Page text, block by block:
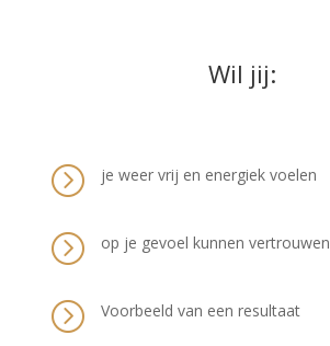
Wil jij:
= je weer vrij en energiek voelen
= op je gevoel kunnen vertrouwen
= Voorbeeld van een resultaat